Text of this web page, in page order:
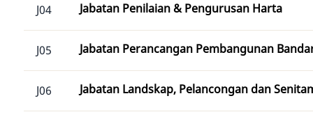
J04 Jabatan Penilaian & Pengurusan Harta
J05 Jabatan Perancangan Pembangunan
J06 Jabatan Landskap, Pelancongan dan